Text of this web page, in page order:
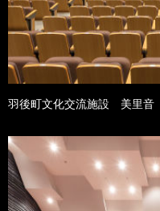
羽後町文化交流施設 美里音